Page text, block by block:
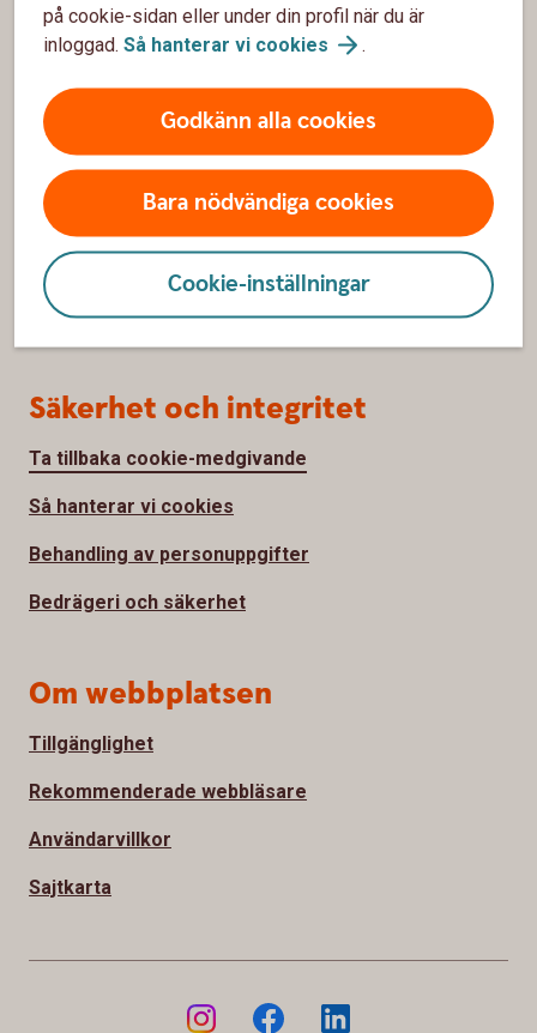
på cookie-sidan eller under din profil när du är
inloggad. Så hanterar vi cookies .
Godkänn alla cookies
Bara nödvändiga cookies
Cookie-inställningar
Priser, räntor och kurser
Om oss
Vår verksamhet
Hållbarhet
Jobba hos oss
Bankens historia
Säkerhet och integritet
Ta tillbaka cookie-medgivande
Så hanterar vi cookies
Behandling av personuppgifter
Bedrägeri och säkerhet
Om webbplatsen
Tillgänglighet
Rekommenderade webbläsare
Användarvillkor
Sajtkarta